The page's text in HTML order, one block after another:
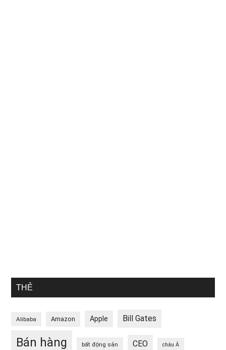
THẺ
Alibaba Amazon Apple Bill Gates
Bán hàng bất động sản CEO châu Á